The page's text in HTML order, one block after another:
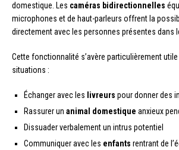
domestique. Les caméras bidirectionnelles
microphones et de haut-parleurs offrent la
directement avec les personnes présentes dans
Cette fonctionnalité s’avère particulièrement
situations :
Échanger avec les livreurs pour donner des
Rassurer un animal domestique anxieux
Dissuader verbalement un intrus potentiel
Communiquer avec les enfants rentrant de